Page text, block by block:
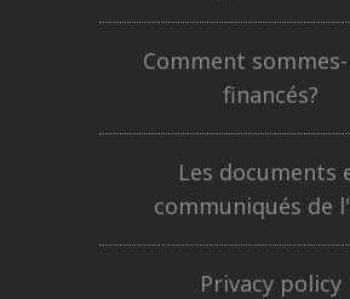
Comment
financés?
Les documents
communiqués de
Privacy policy